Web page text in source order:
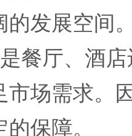
的发展空间
酒店还
市场需求。
保障。